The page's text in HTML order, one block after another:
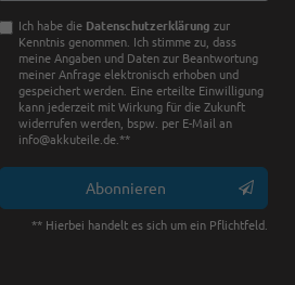
Ich habe die Daten­schutz­erklärung zur
Kenntnis genommen. Ich stimme zu, dass
meine Angaben und Daten zur Beantwortung
meiner Anfrage elektronisch erhoben und
gespeichert werden. Eine erteilte Einwilligung
kann jederzeit mit Wirkung für die Zukunft
widerrufen werden, bspw. per E-Mail an
info@akkuteile.de.**
Abonnieren
** Hierbei handelt es sich um ein Pflichtfeld.